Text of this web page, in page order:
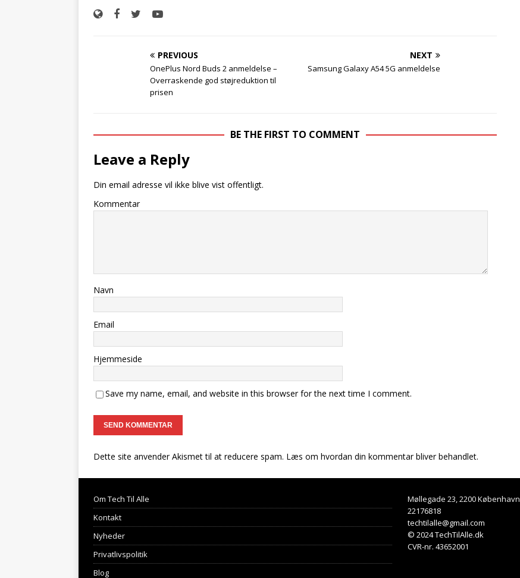
PREVIOUS
OnePlus Nord Buds 2 anmeldelse –
Overraskende god støjreduktion til
prisen
NEXT
Samsung Galaxy A54 5G anmeldelse
BE THE FIRST TO COMMENT
Leave a Reply
Din email adresse vil ikke blive vist offentligt.
Kommentar
Navn
Email
Hjemmeside
Save my name, email, and website in this browser for the next time I comment.
Dette site anvender Akismet til at reducere spam. Læs om hvordan din kommentar bliver behandlet.
Om Tech Til Alle
Kontakt
Nyheder
Privatlivspolitik
Blog
Møllegade 23, 2200 København
22176818
techtilalle@gmail.com
© 2024 TechTilAlle.dk
CVR-nr. 43652001